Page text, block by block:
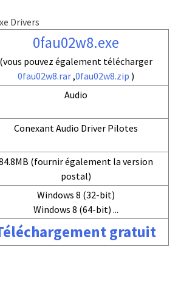
Drivers
0fau02w8.exe
(vous pouvez également télécharger
0fau02w8.rar,0fau02w8.zip )
Audio
Conexant Audio Driver Pilotes
(fournir également la version
postal)
Windows 8 (32-bit)
Windows 8 (64-bit) ...
gratuit